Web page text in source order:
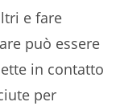
e fare
può essere
in contatto
per